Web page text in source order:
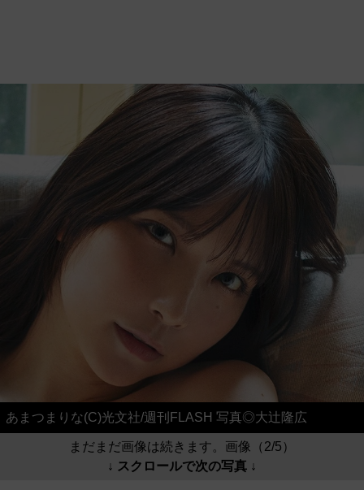
あまつまりな(C)光文社/週刊FLASH 写真◎大辻隆広
まだまだ画像は続きます。画像（2/5）
↓ スクロールで次の写真 ↓